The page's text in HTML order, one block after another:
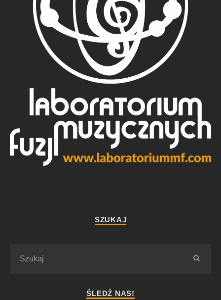
SZUKAJ
ŚLEDŹ NAS!